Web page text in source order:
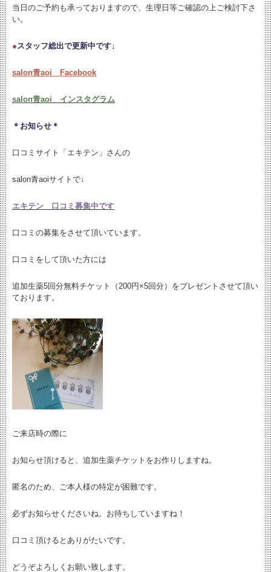
当日のご予約も承っておりますので、生理日等ご確認の上ご検討下さ
い。
●スタッフ総出で更新中です↓
salon青aoi Facebook
salon青aoi インスタグラム
＊お知らせ＊
口コミサイト「エキテン」さんの
salon青aoiサイトで↓
エキテン 口コミ募集中です
口コミの募集をさせて頂いています。
口コミをして頂いた方には
追加生薬5回分無料チケット（200円×5回分）をプレゼントさせて頂い
ております。
ご来店時の際に
お知らせ頂けると、追加生薬チケットをお作りしますね。
匿名のため、ご本人様の特定が困難です。
必ずお知らせくださいね。お待ちしていますね！
口コミ頂けるとありがたいです。
どうぞよろしくお願い致します。